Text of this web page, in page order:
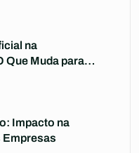
na
Que Muda para
Impacto na
Empresas